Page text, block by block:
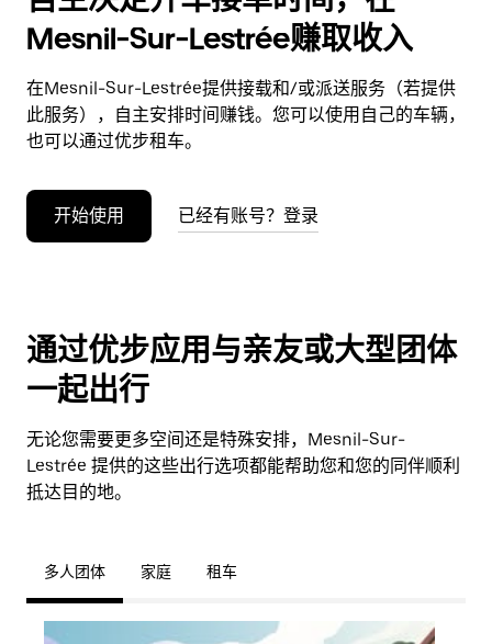
日
历。
Mesnil-Sur-Lestrée赚取收入
在Mesnil-Sur-Lestrée提供接载和/或派送服务（若提供
此服务），自主安排时间赚钱。您可以使用自己的车辆，
也可以通过优步租车。
开始使用 已经有账号？登录
通过优步应用与亲友或大型团体
一起出行
无论您需要更多空间还是特殊安排，Mesnil-Sur-
Lestrée 提供的这些出行选项都能帮助您和您的同伴顺利
抵达目的地。
多人团体 家庭 租车